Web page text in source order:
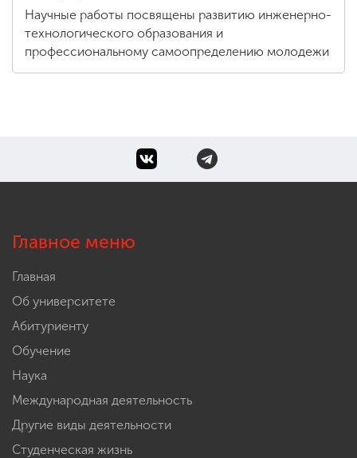
Научные работы посвящены развитию инженерно-
технологического образования и
профессиональному самоопределению молодежи
Главное меню
Главная
Об университете
Абитуриенту
Обучение
Наука
Международная деятельность
Другие виды деятельности
Студенческая жизнь